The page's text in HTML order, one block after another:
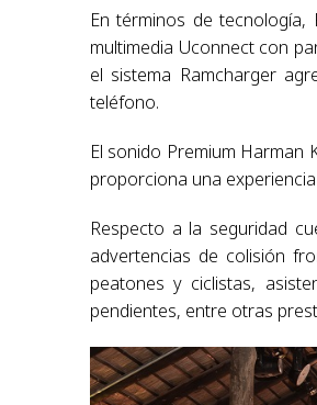
En términos de
multimedia Uconnect con
el sistema Ramcharger
teléfono.
El sonido Premium
proporciona una
Respecto a la seguridad
advertencias de colisión
peatones y ciclistas,
pendientes, entre otras